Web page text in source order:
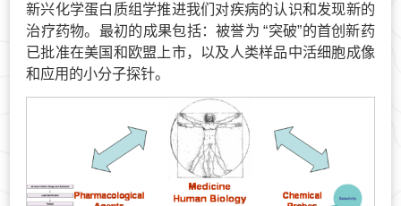
新兴化学蛋白质组学推进我们对疾病的认识和发现新的
治疗药物。最初的成果包括：被誉为 “突破”的首创新药
已批准在美国和欧盟上市，以及人类样品中活细胞成像
和应用的小分子探针。